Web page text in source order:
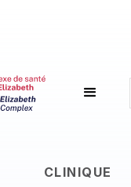
CLINIQUE